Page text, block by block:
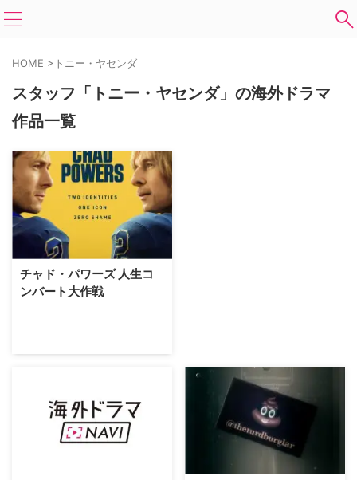
HOME > トニー・ヤセンダ
スタッフ「トニー・ヤセンダ」の海外ドラマ
作品一覧
チャド・パワーズ 人生コ
ンバート大作戦